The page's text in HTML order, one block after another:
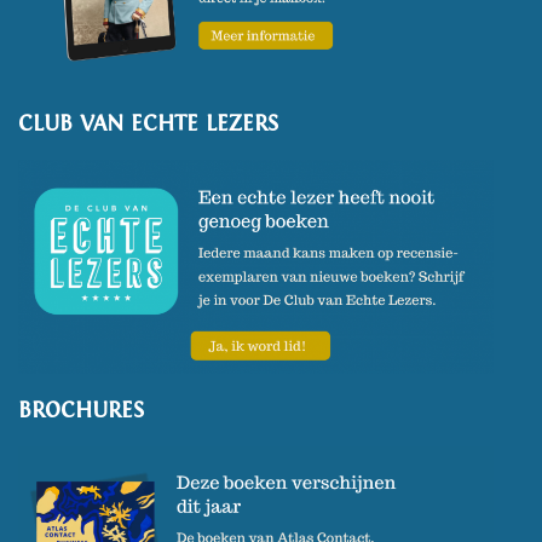
CLUB VAN ECHTE LEZERS
BROCHURES